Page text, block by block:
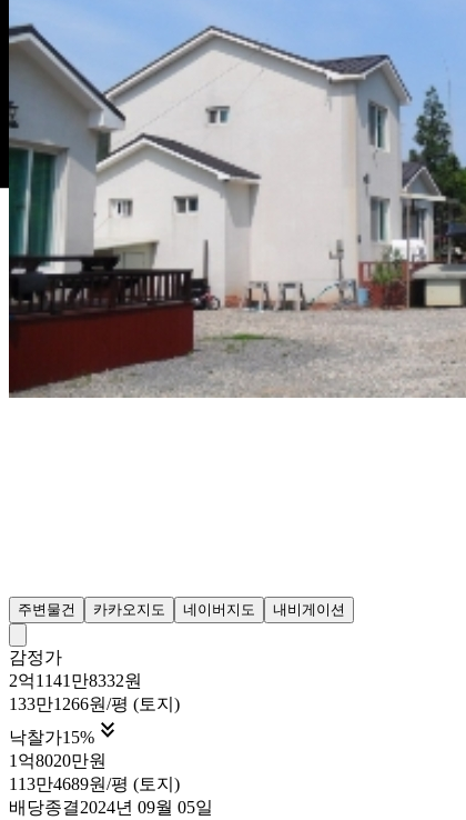
주변물건 카카오지도 네이버지도 내비게이션
감정가
2억1141만8332원
133만1266원/평 (토지)
낙찰가15% 
1억8020만원
113만4689원/평 (토지)
배당종결2024년 09월 05일